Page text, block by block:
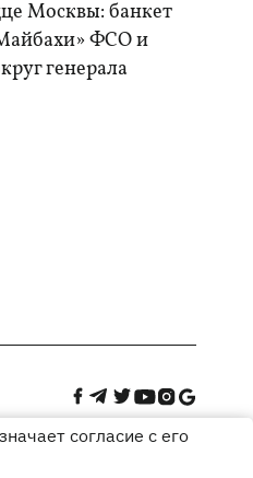
Москвы: банкет
ФСО и
генерала
согласие с его